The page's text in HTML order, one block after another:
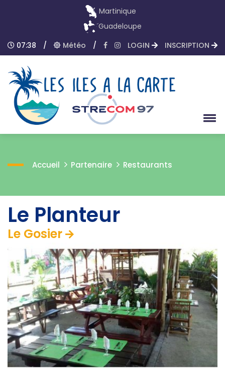
Martinique
Guadeloupe
07:38
/ Météo / LOGIN INSCRIPTION
Accueil Partenaire Restaurants
Le Planteur
Le Gosier